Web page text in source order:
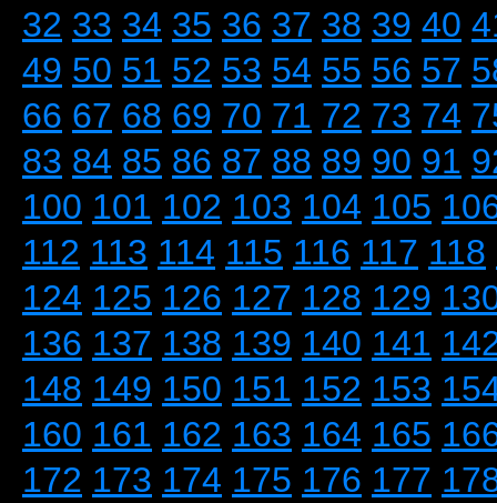
32 33 34 35 36 37 38 39 40
49 50 51 52 53 54 55 56 57
66 67 68 69 70 71 72 73 74
83 84 85 86 87 88 89 90 91
100 101 102 103 104 105
112 113 114 115 116 117 118
124 125 126 127 128 129
136 137 138 139 140 141
148 149 150 151 152 153
160 161 162 163 164 165
172 173 174 175 176 177